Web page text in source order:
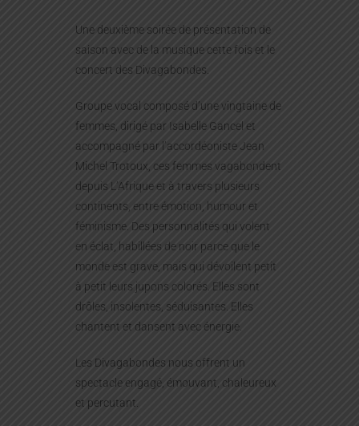
Une deuxième soirée de présentation de
saison avec de la musique cette fois et le
concert des Divagabondes.
Groupe vocal composé d’une vingtaine de
femmes, dirigé par Isabelle Gancel et
accompagné par l’accordéoniste Jean
Michel Trotoux, ces femmes vagabondent
depuis L’Afrique et à travers plusieurs
continents, entre émotion, humour et
féminisme. Des personnalités qui volent
en éclat, habillées de noir parce que le
monde est grave, mais qui dévoilent petit
à petit leurs jupons colorés. Elles sont
drôles, insolentes, séduisantes. Elles
chantent et dansent avec énergie.
Les Divagabondes nous offrent un
spectacle engagé, émouvant, chaleureux
et percutant.